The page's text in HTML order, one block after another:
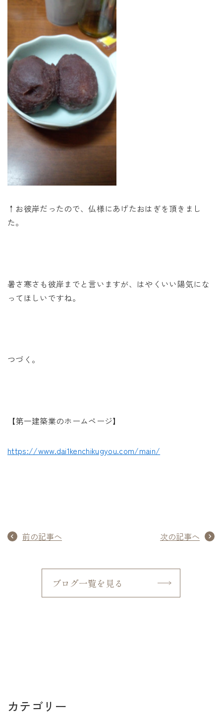
↑お彼岸だったので、仏様にあげたおはぎを頂きまし
た。
暑さ寒さも彼岸までと言いますが、はやくいい陽気にな
ってほしいですね。
つづく。
【第一建築業のホームページ】
https://www.dai1kenchikugyou.com/main/
前の記事へ 次の記事へ
ブログ一覧を見る
カテゴリー